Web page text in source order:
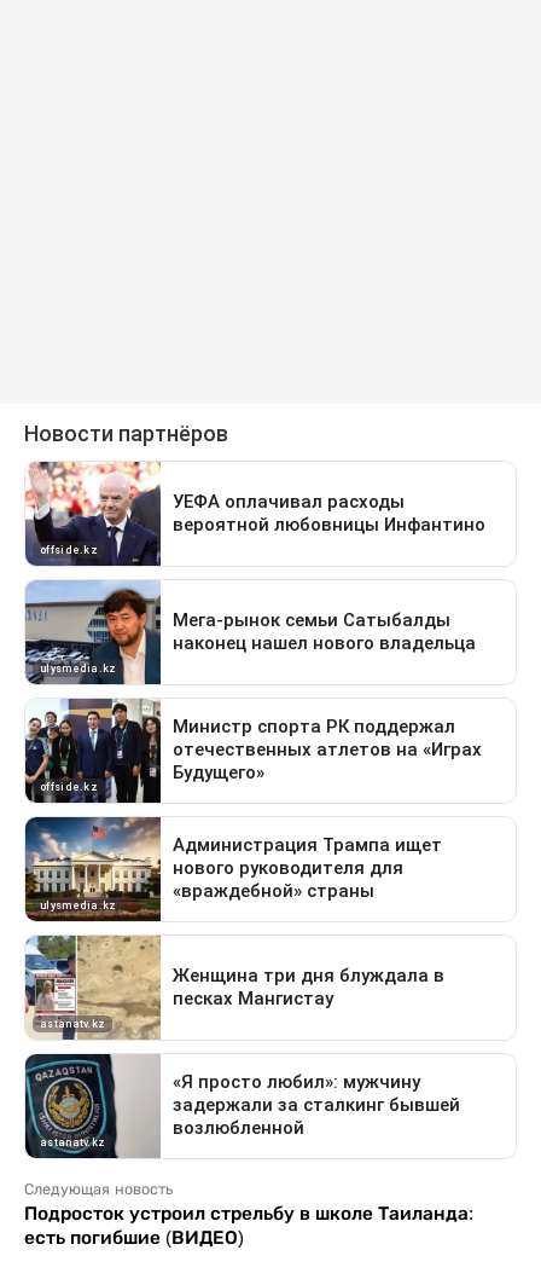
Следующая новость
Подросток устроил стрельбу в школе Таиланда:
есть погибшие (ВИДЕО)